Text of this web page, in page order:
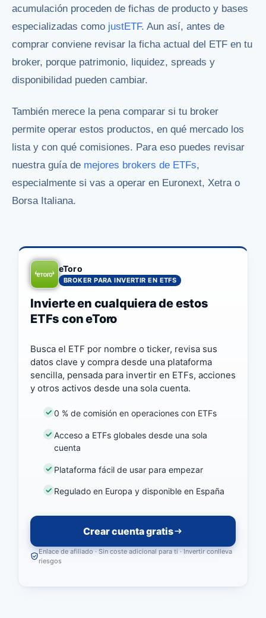
acumulación proceden de fichas de producto y bases
especializadas como justETF. Aun así, antes de
comprar conviene revisar la ficha actual del ETF en tu
broker, porque patrimonio, liquidez, spreads y
disponibilidad pueden cambiar.
También merece la pena comparar si tu broker
permite operar estos productos, en qué mercado los
lista y con qué comisiones. Para eso puedes revisar
nuestra guía de mejores brokers de ETFs,
especialmente si vas a operar en Euronext, Xetra o
Borsa Italiana.
eToro
BROKER PARA INVERTIR EN ETFS
Invierte en cualquiera de estos
ETFs con eToro
Busca el ETF por nombre o ticker, revisa sus
datos clave y compra desde una plataforma
sencilla, pensada para invertir en ETFs, acciones
y otros activos desde una sola cuenta.
0 % de comisión en operaciones con ETFs
Acceso a ETFs globales desde una sola
cuenta
Plataforma fácil de usar para empezar
Regulado en Europa y disponible en España
Crear cuenta gratis
Enlace de afiliado · Sin coste adicional para ti · Invertir conlleva
riesgos